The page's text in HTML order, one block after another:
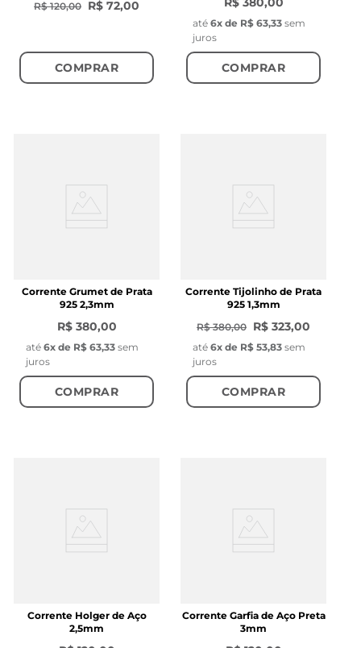
R$ 120,00 R$ 72,00
COMPRAR
até 6x de R$ 63,33 sem
juros
COMPRAR
Corrente Grumet de Prata
925 2,3mm
R$ 380,00
até 6x de R$ 63,33 sem
juros
COMPRAR
Corrente Tijolinho de Prata
925 1,3mm
R$ 380,00 R$ 323,00
até 6x de R$ 53,83 sem
juros
COMPRAR
Corrente Holger de Aço
2,5mm
Corrente Garfia de Aço Preta
3mm